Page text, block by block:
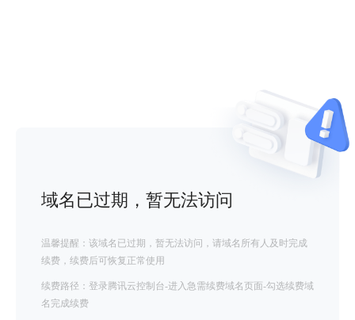
域名已过期，暂无法访问
温馨提醒：该域名已过期，暂无法访问，请域名所有人及时完成
续费，续费后可恢复正常使用
续费路径：登录腾讯云控制台-进入急需续费域名页面-勾选续费域
名完成续费